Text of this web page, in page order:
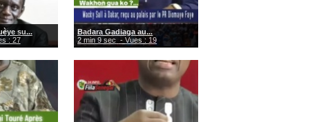
su...
: 27
Badara Gadiaga au...
2 min 9 sec - Vues : 19